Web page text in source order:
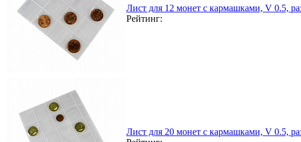
Лист для 12 монет с кармашками, V 0.5,
Рейтинг:
Лист для 20 монет с кармашками, V 0.5,